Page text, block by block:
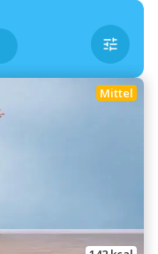
Mittel